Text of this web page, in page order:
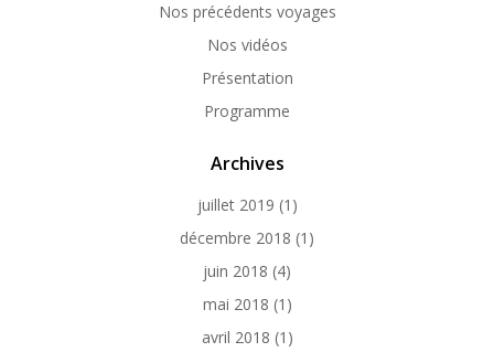
Nos précédents voyages
Nos vidéos
Présentation
Programme
Archives
juillet 2019 (1)
décembre 2018 (1)
juin 2018 (4)
mai 2018 (1)
avril 2018 (1)